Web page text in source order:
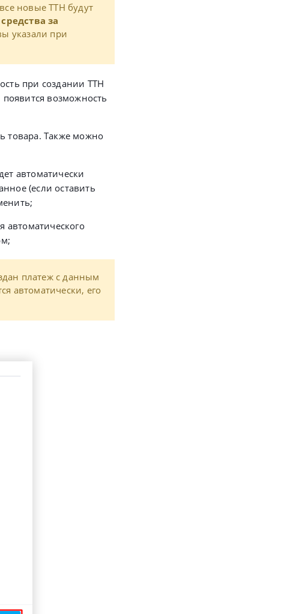
все новые ТТН будут
средства за
указали при
при создании ТТН
возможность
товара. Также можно
автоматически
(если оставить
автоматического
платеж с данным
автоматически, его